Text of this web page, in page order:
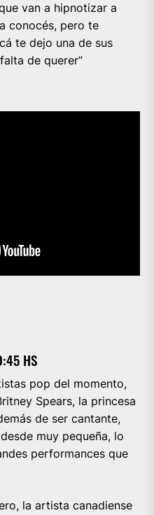
van a hipnotizar a
conocés, pero te
te dejo una de sus
de querer”
HS
pop del momento,
Spears, la princesa
de ser cantante,
muy pequeña, lo
performances que
la artista canadiense